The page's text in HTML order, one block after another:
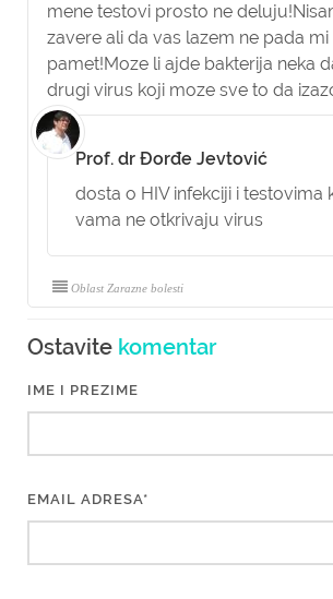
mene testovi prosto ne
zavere ali da vas lazem ne pada mi
pamet!Moze li ajde bakterija neka
drugi virus koji moze sve to da
Prof. dr Đorđe Jevtović
dosta o HIV infekciji i testovima
vama ne otkrivaju virus
Oblast Zarazne bolesti
Ostavite komentar
IME I PREZIME
EMAIL ADRESA*